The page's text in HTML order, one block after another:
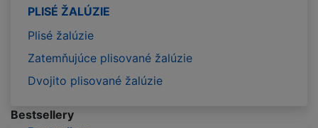
PLISÉ ŽALÚZIE
Plisé žalúzie
Zatemňujúce plisované žalúzie
Dvojito plisované žalúzie
Bestsellery